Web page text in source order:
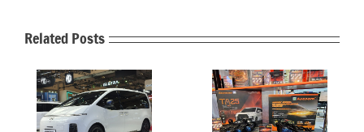
Related Posts